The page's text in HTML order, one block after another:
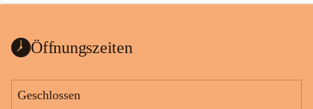
a
Öffnungszeiten
Geschlossen